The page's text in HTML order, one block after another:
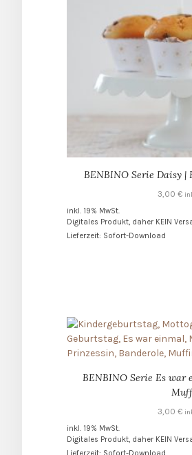
BENBINO Serie Daisy
3,00 €
inkl. 19% MwSt.
Digitales Produkt, daher KEIN
Lieferzeit: Sofort-Download
BENBINO Serie Es
3,00 €
inkl. 19% MwSt.
Digitales Produkt, daher KEIN
Lieferzeit: Sofort-Download